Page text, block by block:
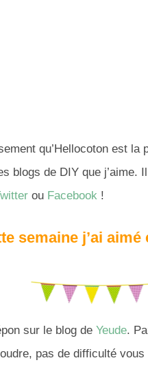
qu’Hellocoton est la
blogs de DIY que
ou Facebook !
semaine j’ai
sur le blog de Yeude.
pas de difficulté